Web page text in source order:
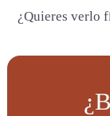
¿Quieres verlo